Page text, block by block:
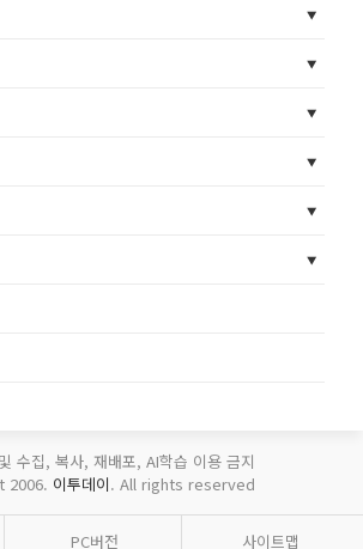
수집, 복사, 재배포, AI학습 이용 금지
2006. 이투데이. All rights reserved
PC버전 사이트맵